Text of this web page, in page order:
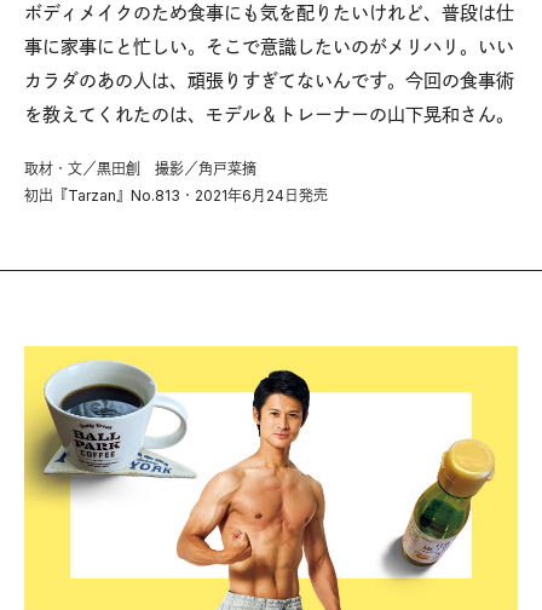
ボディメイクのため食事にも気を配りたいけれど、普段は仕
事に家事にと忙しい。そこで意識したいのがメリハリ。いい
カラダのあの人は、頑張りすぎてないんです。今回の食事術
を教えてくれたのは、モデル＆トレーナーの山下晃和さん。
取材・文／黒田創 撮影／角戸菜摘
初出『Tarzan』No.813・2021年6月24日発売